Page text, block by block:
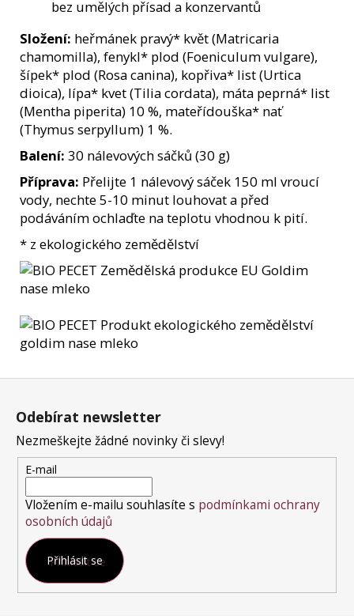
bez umělých přísad a konzervantů
Složení: heřmánek pravý* květ (Matricaria
chamomilla), fenykl* plod (Foeniculum vulgare),
šípek* plod (Rosa canina), kopřiva* list (Urtica
dioica), lípa* kvet (Tilia cordata), máta peprná* list
(Mentha piperita) 10 %, mateřídouška* nať
(Thymus serpyllum) 1 %.
Balení: 30 nálevových sáčků (30 g)
Příprava: Přelijte 1 nálevový sáček 150 ml vroucí
vody, nechte 5-10 minut louhovat a před
podáváním ochlaďte na teplotu vhodnou k pití.
* z ekologického zemědělství
Odebírat newsletter
Nezmeškejte žádné novinky či slevy!
E-mail
Vložením e-mailu souhlasíte s podmínkami ochrany
osobních údajů
Přihlásit se